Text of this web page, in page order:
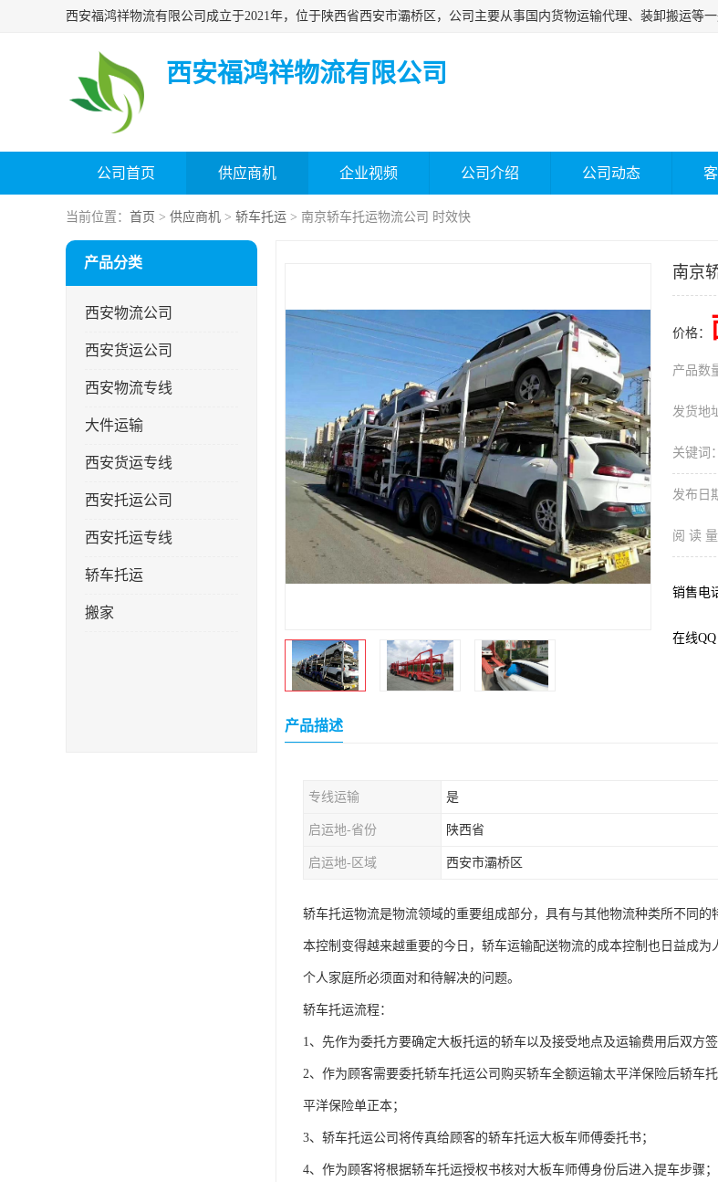
西安福鸿祥物流有限公司
公司首页 供应商机 企业视频 公司介绍 公司动态
当前位置： 首页 > 供应商机 > 轿车托运 > 南京轿车托运物流公司 时效快
产品分类
西安物流公司
西安货运公司
西安物流专线
大件运输
西安货运专线
西安托运公司
西安托运专线
轿车托运
搬家
南京
价格：
产品数
发货地
关键词：
发布日
阅 读 量
销售电
在线QQ
产品描述
专线运输 是
启运地-省份 陕西省
启运地-区域 西安市灞桥区
轿车托运物流是物流领域的重要组成部分，具有与其他物流种类所不同
本控制变得越来越重要的今日，轿车运输配送物流的成本控制也日益成
个人家庭所必须面对和待解决的问题。
轿车托运流程：
1、先作为委托方要确定大板托运的轿车以及接受地点及运输费用后双方
2、作为顾客需要委托轿车托运公司购买轿车全额运输太平洋保险后轿车
平洋保险单正本；
3、轿车托运公司将传真给顾客的轿车托运大板车师傅委托书；
4、作为顾客将根据轿车托运授权书核对大板车师傅身份后进入提车步骤；